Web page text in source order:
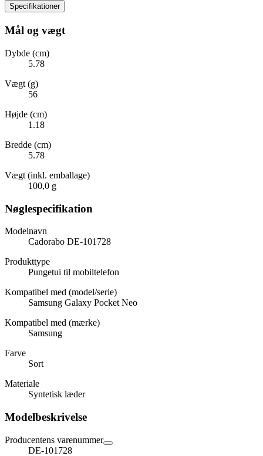
Specifikationer
Mål og vægt
Dybde (cm)
5.78
Vægt (g)
56
Højde (cm)
1.18
Bredde (cm)
5.78
Vægt (inkl. emballage)
100,0 g
Nøglespecifikation
Modelnavn
Cadorabo DE-101728
Produkttype
Pungetui til mobiltelefon
Kompatibel med (model/serie)
Samsung Galaxy Pocket Neo
Kompatibel med (mærke)
Samsung
Farve
Sort
Materiale
Syntetisk læder
Modelbeskrivelse
Producentens varenummer
DE-101728